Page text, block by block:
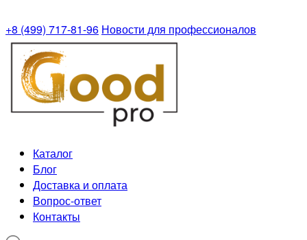
+8 (499) 717-81-96 Новости для профессионалов
Каталог
Блог
Доставка и оплата
Вопрос-ответ
Контакты